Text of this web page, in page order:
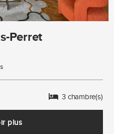
Perret
3 chambre(s)
plus